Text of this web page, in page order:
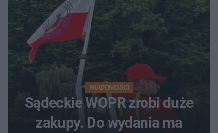
WIADOMOŚCI
Sądeckie WOPR zrobi duże
zakupy. Do wydania ma